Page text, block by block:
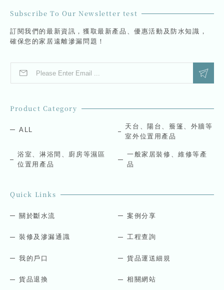
Subscribe To Our Newsletter test
訂閱我們的最新資訊，獲取最新產品、優惠活動及防水知識，
確保您的家居遠離滲漏問題！
a
l
a
lProduct Category
ALL
天台、陽台、簷篷、外牆等
室外位置用產品
浴室、淋浴間、廚房等濕區
位置用產品
一般家居裝修、維修等產
品
Quick Links
關於斷水流 案例分享
裝修及滲漏通識 工程查詢
我的戶口 貨品運送細規
貨品退換 相關網站